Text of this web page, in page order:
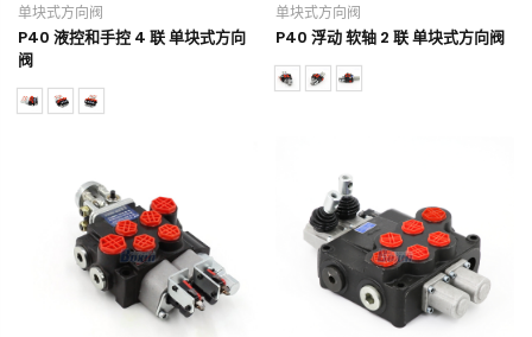
单块式方向阀
P40 液控和手控 4 联 单块式方向
阀
单块式方向阀
P40 浮动 软轴 2 联 单块式方向阀